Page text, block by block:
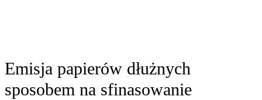
Emisja papierów dłużnych
sposobem na sfinasowanie